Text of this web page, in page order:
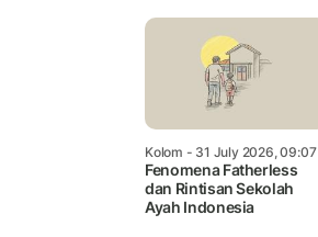
Kolom - 31 July 2026, 09:07
Fenomena Fatherless
dan Rintisan Sekolah
Ayah Indonesia